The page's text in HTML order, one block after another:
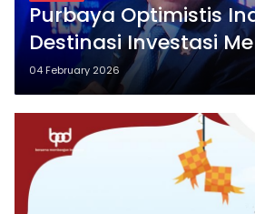
Purbaya Optimistis
Destinasi Investasi
04 February 2026